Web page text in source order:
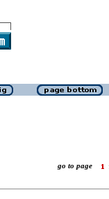
go to page